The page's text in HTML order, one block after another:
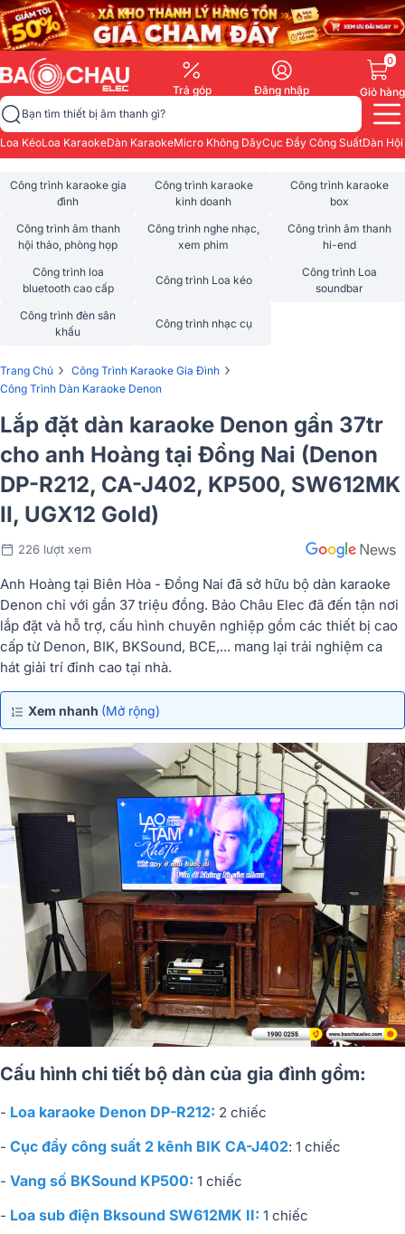
Trả góp Đăng nhập
0
Giỏ hàng
Bạn tìm thiết bị âm thanh gì?
Loa KéoLoa KaraokeDàn KaraokeMicro Không DâyCục Đẩy Công SuấtDàn
Công trình karaoke gia
đình
Công trình karaoke
kinh doanh
Công trình karaoke
box
Công trình âm thanh
hội thảo, phòng họp
Công trình nghe nhạc,
xem phim
Công trình âm thanh
hi-end
Công trình loa
bluetooth cao cấp
Công trình Loa kéo
Công trình Loa
soundbar
Công trình đèn sân
khấu
Công trình nhạc cụ
Trang Chủ › Công Trình Karaoke Gia Đình ›
Công Trình Dàn Karaoke Denon
Lắp đặt dàn karaoke Denon gần 37tr
cho anh Hoàng tại Đồng Nai (Denon
DP-R212, CA-J402, KP500, SW612MK
II, UGX12 Gold)
226 lượt xem
Anh Hoàng tại Biên Hòa - Đồng Nai đã sở hữu bộ dàn karaoke
Denon chỉ với gần 37 triệu đồng. Bảo Châu Elec đã đến tận nơi
lắp đặt và hỗ trợ, cấu hình chuyên nghiệp gồm các thiết bị cao
cấp từ Denon, BIK, BKSound, BCE,... mang lại trải nghiệm ca
hát giải trí đỉnh cao tại nhà.
Xem nhanh (Mở rộng)
Cấu hình chi tiết bộ dàn của gia đình gồm:
- Loa karaoke Denon DP-R212: 2 chiếc
- Cục đẩy công suất 2 kênh BIK CA-J402: 1 chiếc
- Vang số BKSound KP500: 1 chiếc
- Loa sub điện Bksound SW612MK II: 1 chiếc